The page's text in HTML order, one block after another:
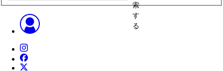
索
す
る